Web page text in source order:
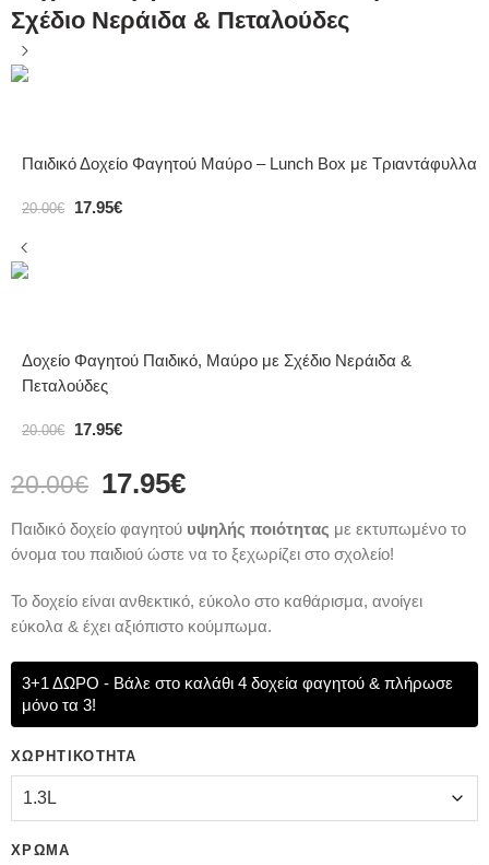
Σχέδιο Νεράιδα & Πεταλούδες
Παιδικό Δοχείο Φαγητού Μαύρο – Lunch Box με Τριαντάφυλλα
20.00€ 17.95€
Δοχείο Φαγητού Παιδικό, Μαύρο με Σχέδιο Νεράιδα &
Πεταλούδες
20.00€ 17.95€
20.00€ 17.95€
Παιδικό δοχείο φαγητού υψηλής ποιότητας με εκτυπωμένο το
όνομα του παιδιού ώστε να το ξεχωρίζει στο σχολείο!
Το δοχείο είναι ανθεκτικό, εύκολο στο καθάρισμα, ανοίγει
εύκολα & έχει αξιόπιστο κούμπωμα.
3+1 ΔΩΡΟ - Βάλε στο καλάθι 4 δοχεία φαγητού & πλήρωσε
μόνο τα 3!
ΧΩΡΗΤΙΚΌΤΗΤΑ
ΧΡΏΜΑ